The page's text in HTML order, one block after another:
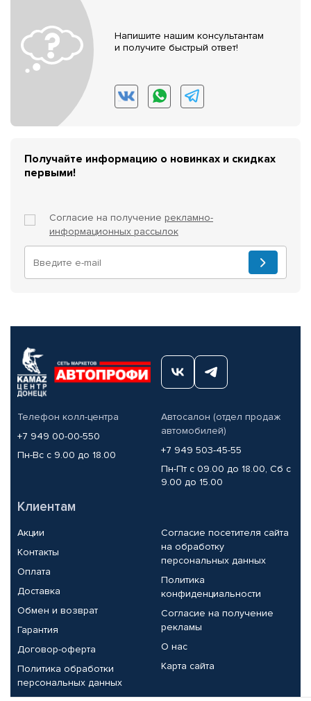
Напишите нашим консультантам
и получите быстрый ответ!
Получайте информацию о новинках и скидках
первыми!
Согласие на получение рекламно-
информационных рассылок
Телефон колл-центра
+7 949 00-00-550
Пн-Вс с 9.00 до 18.00
Автосалон (отдел продаж
автомобилей)
+7 949 503-45-55
Пн-Пт с 09.00 до 18.00, Сб с
9.00 до 15.00
Клиентам
Акции
Контакты
Оплата
Доставка
Обмен и возврат
Гарантия
Договор-оферта
Политика обработки
персональных данных
Согласие посетителя сайта
на обработку
персональных данных
Политика
конфиденциальности
Согласие на получение
рекламы
О нас
Карта сайта